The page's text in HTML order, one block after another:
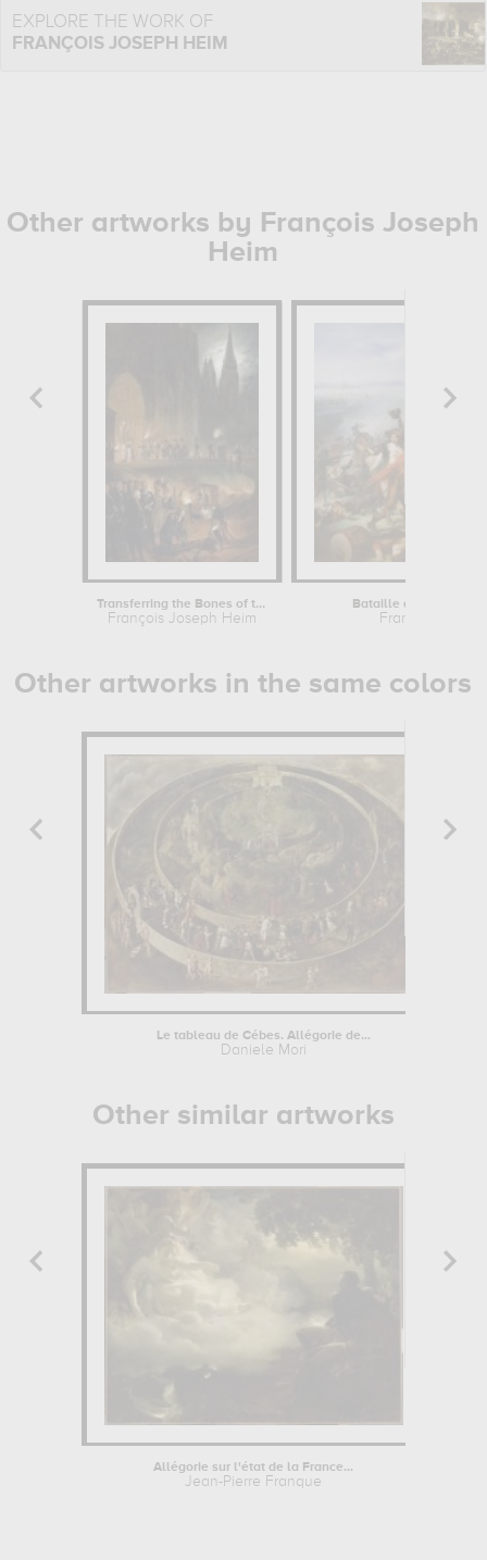
EXPLORE THE WORK OF
FRANÇOIS JOSEPH HEIM
Other artworks by François Joseph
Heim
Transferring the Bones of the Royal...
François Joseph Heim
Bataille de Rocroy, le
François
Other artworks in the same colors
Le tableau de Cébes. Allégorie de...
Daniele Mori
Other similar artworks
Allégorie sur l'état de la France...
Jean-Pierre Franque